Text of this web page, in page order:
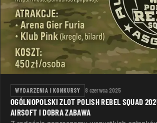
WYDARZENIA I KONKURSY 8 czerwca 2025
OGÓLNOPOLSKI ZLOT POLISH REBEL SQUAD
AIRSOFT I DOBRA ZABAWA